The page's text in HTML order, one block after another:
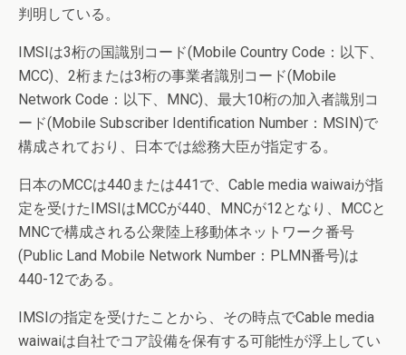
判明している。
IMSIは3桁の国識別コード(Mobile Country Code：以下、
MCC)、2桁または3桁の事業者識別コード(Mobile
Network Code：以下、MNC)、最大10桁の加入者識別コ
ード(Mobile Subscriber Identification Number：MSIN)で
構成されており、日本では総務大臣が指定する。
日本のMCCは440または441で、Cable media waiwaiが指
定を受けたIMSIはMCCが440、MNCが12となり、MCCと
MNCで構成される公衆陸上移動体ネットワーク番号
(Public Land Mobile Network Number：PLMN番号)は
440-12である。
IMSIの指定を受けたことから、その時点でCable media
waiwaiは自社でコア設備を保有する可能性が浮上してい